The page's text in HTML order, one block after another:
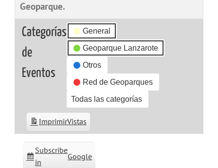
Geoparque.
Categorías
de
Eventos
General
Geoparque Lanzarote
Otros
Red de Geoparques
Todas las categorías
Subscribe
in
Google
ImprimirVistas